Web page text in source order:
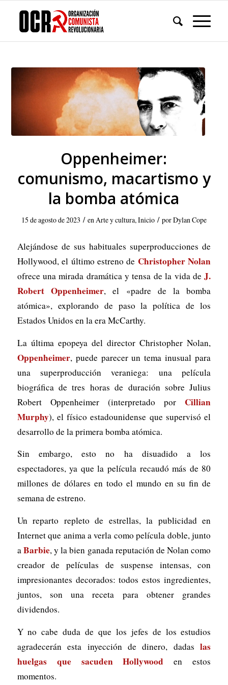
Oppenheimer:
comunismo, macartismo y
la bomba atómica
15 de agosto de 2023 / enArte y cultura,Inicio / porDylan Cope
Alejándose de sus habituales superproducciones de
Hollywood, el último estreno de Christopher Nolan
ofrece una mirada dramática y tensa de la vida deJ.
Robert Oppenheimer, el «padre de la bomba
atómica», explorando de paso la política de los
Estados Unidos en la era McCarthy.
La última epopeya del director Christopher Nolan,
Oppenheimer, puede parecer un tema inusual para
una superproducción veraniega: una película
biográfica de tres horas de duración sobre Julius
Robert Oppenheimer (interpretado por Cillian
Murphy), el físico estadounidense que supervisó el
desarrollo de la primera bomba atómica.
Sin embargo, esto no ha disuadido a los
espectadores, ya que la película recaudó más de 80
millones de dólares en todo el mundo en su fin de
semana de estreno.
Un reparto repleto de estrellas, la publicidad en
Internet que anima a verla como película doble, junto
aBarbie, y la bien ganada reputación de Nolan como
creador de películas de suspense intensas, con
impresionantes decorados: todos estos ingredientes,
juntos, son una receta para obtener grandes
dividendos.
Y no cabe duda de que los jefes de los estudios
agradecerán esta inyección de dinero, dadaslas
huelgas que sacuden Hollywood en estos
momentos.